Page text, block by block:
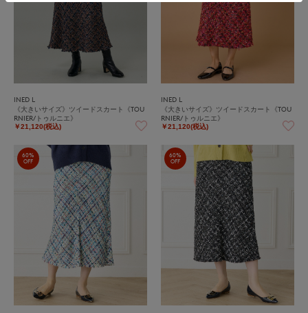
INED L
《大きいサイズ》ツイードスカート《TOU
RNIER/トゥルニエ》
￥21,120(税込)
INED L
《大きいサイズ》ツイードスカート《TOU
RNIER/トゥルニエ》
￥21,120(税込)
60%
OFF
60%
OFF